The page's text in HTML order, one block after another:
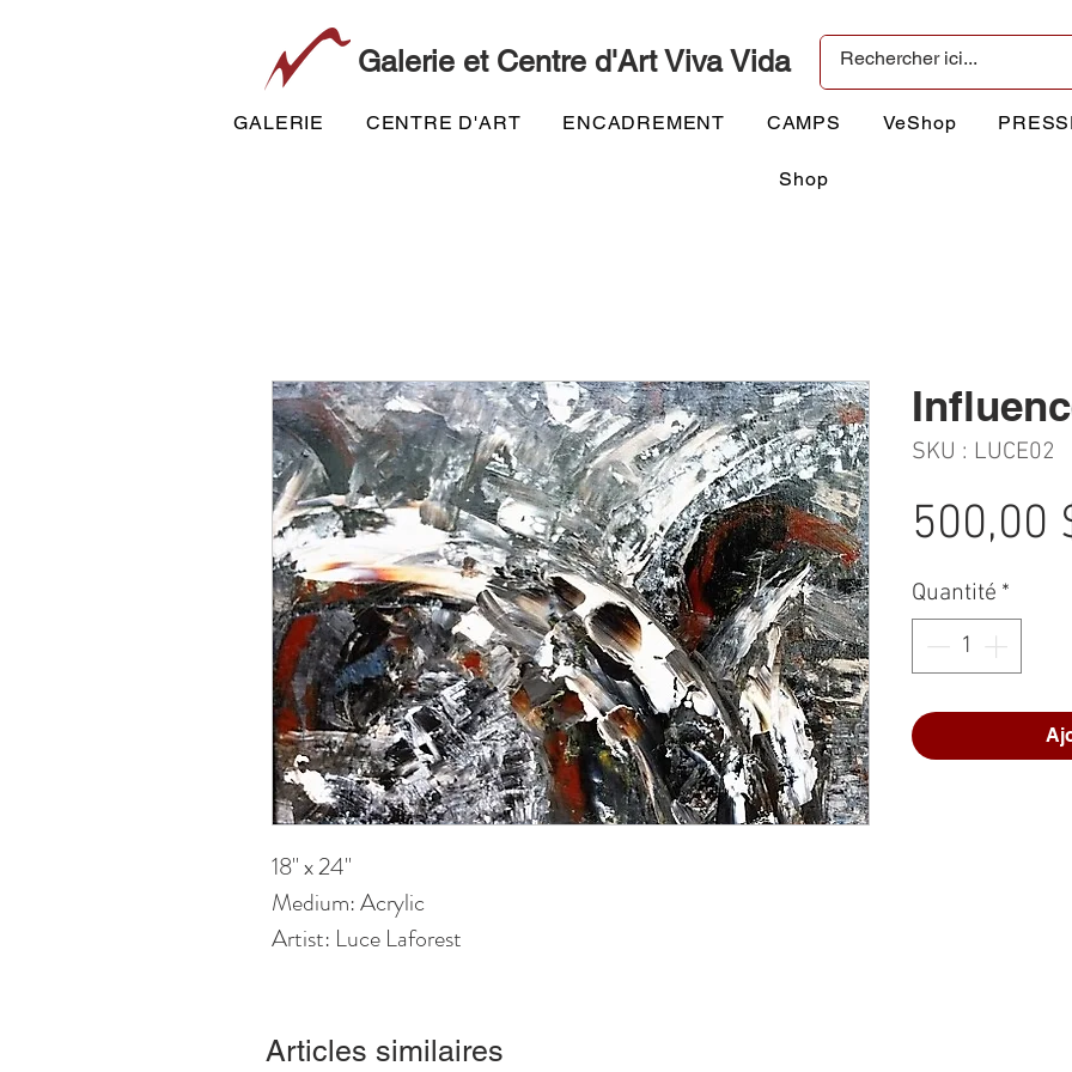
Galerie et Centre d'Art Viva Vida
GALERIE CENTRE D'ART ENCADREMENT CAMPS VeShop
Shop
18" x 24"
Medium: Acrylic
Artist: Luce Laforest
SKU : LUCE02
500,00
Quantité *
Articles similaires